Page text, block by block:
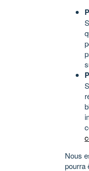
Nous
pourra